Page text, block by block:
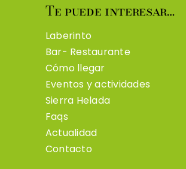
Te puede interesar…
Laberinto
Bar- Restaurante
Cómo llegar
Eventos y actividades
Sierra Helada
Faqs
Actualidad
Contacto